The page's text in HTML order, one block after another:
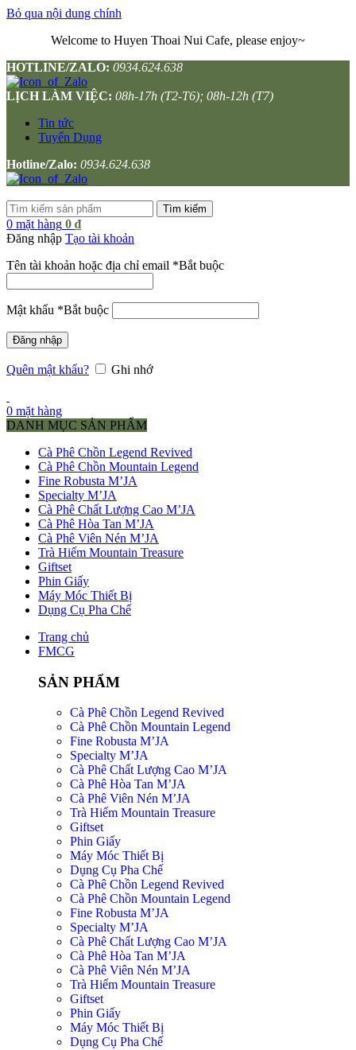
Bỏ qua nội dung chính
Welcome to Huyen Thoai Nui Cafe, please enjoy~
HOTLINE/ZALO: 0934.624.638
LỊCH LÀM VIỆC: 08h-17h (T2-T6); 08h-12h (T7)
Tin tức
Tuyển Dụng
Hotline/Zalo: 0934.624.638
Tìm kiếm
0 mặt hàng 0 ₫
Đăng nhập Tạo tài khoản
Tên tài khoản hoặc địa chỉ email *Bắt buộc
Mật khẩu *Bắt buộc
Đăng nhập
Quên mật khẩu? Ghi nhớ
0 mặt hàng
DANH MỤC SẢN PHẨM
Cà Phê Chồn Legend Revived
Cà Phê Chồn Mountain Legend
Fine Robusta M’JA
Specialty M’JA
Cà Phê Chất Lượng Cao M’JA
Cà Phê Hòa Tan M’JA
Cà Phê Viên Nén M’JA
Trà Hiếm Mountain Treasure
Giftset
Phin Giấy
Máy Móc Thiết Bị
Dụng Cụ Pha Chế
Trang chủ
FMCG
SẢN PHẨM
Cà Phê Chồn Legend Revived
Cà Phê Chồn Mountain Legend
Fine Robusta M’JA
Specialty M’JA
Cà Phê Chất Lượng Cao M’JA
Cà Phê Hòa Tan M’JA
Cà Phê Viên Nén M’JA
Trà Hiếm Mountain Treasure
Giftset
Phin Giấy
Máy Móc Thiết Bị
Dụng Cụ Pha Chế
Cà Phê Chồn Legend Revived
Cà Phê Chồn Mountain Legend
Fine Robusta M’JA
Specialty M’JA
Cà Phê Chất Lượng Cao M’JA
Cà Phê Hòa Tan M’JA
Cà Phê Viên Nén M’JA
Trà Hiếm Mountain Treasure
Giftset
Phin Giấy
Máy Móc Thiết Bị
Dụng Cụ Pha Chế